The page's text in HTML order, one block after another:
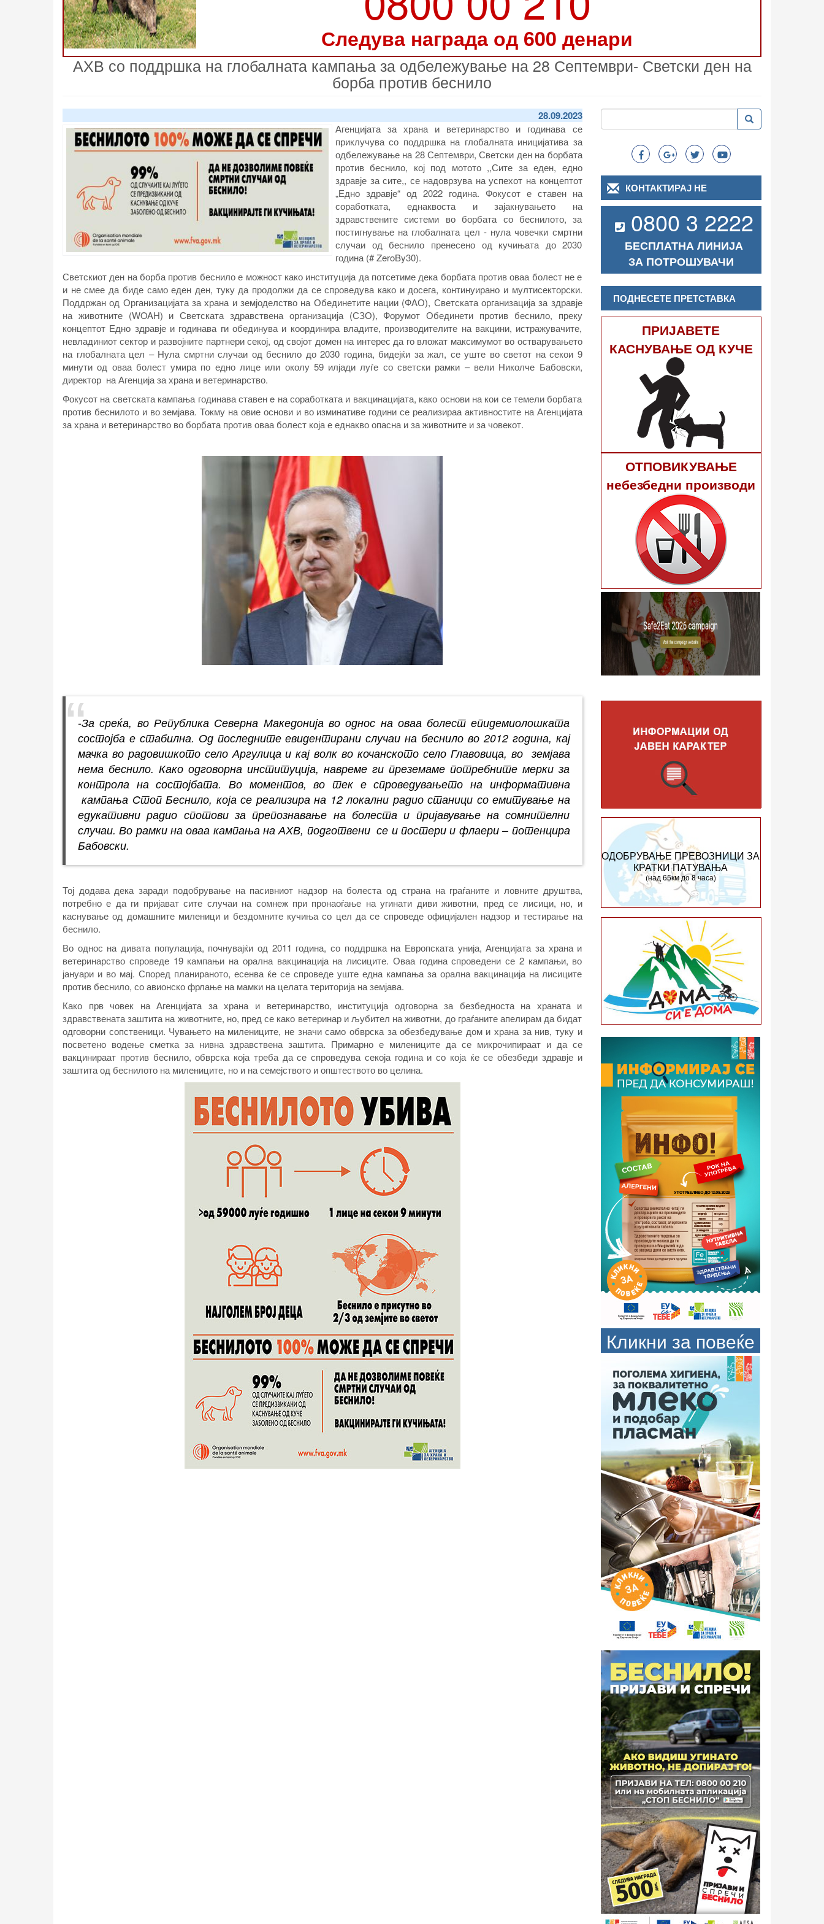
Следува награда од 600 денари
АХВ со поддршка на глобалната кампања за одбележување на 28 Септември- Светски ден на
борба против беснило
28.09.2023
Агенцијата за храна и ветеринарство и годинава се
приклучува со поддршка на глобалната иницијатива за
одбележување на 28 Септември, Светски ден на борбата
против беснило, кој под мотото ,,Сите за еден, едно
здравје за сите,, се надоврзува на успехот на концептот
„Едно здравје“ од 2022 година. Фокусот е ставен на
соработката, еднаквоста и зајакнувањето на
здравствените системи во борбата со беснилото, за
постигнување на глобалната цел - нула човечки смртни
случаи од беснило пренесено од кучињата до 2030
година (# ZeroBy30).
Светскиот ден на борба против беснило е можност како институција да потсетиме дека борбата против оваа болест не е
и не смее да биде само еден ден, туку да продолжи да се спроведува како и досега, континуирано и мултисекторски.
Поддржан од Организацијата за храна и земјоделство на Обединетите нации (ФАО), Светската организација за здравје
на животните (WOAH) и Светската здравствена организација (СЗО), Форумот Обединети против беснило, преку
концептот Едно здравје и годинава ги обединува и координира владите, производителите на вакцини, истражувачите,
невладиниот сектор и развојните партнери секој, од својот домен на интерес да го вложат максимумот во остварувањето
на глобалната цел – Нула смртни случаи од беснило до 2030 година, бидејќи за жал, се уште во светот на секои 9
минути од оваа болест умира по едно лице или околу 59 илјади луѓе со светски рамки – вели Николче Бабовски,
директор на Агенција за храна и ветеринарство.
Фокусoт на светската кампања годинава ставен e на соработката и вакцинацијата, како основи на кои се темели борбата
против беснилото и во земјава. Токму на овие основи и во изминативе години се реализираа активностите на Агенцијата
за храна и ветеринарство во борбата против оваа болест која е еднакво опасна и за животните и за човекот.
-За среќа, во Република Северна Македонија во однос на оваа болест епидемиолошката
состојба е стабилна. Од последните евидентирани случаи на беснило во 2012 година, кај
мачка во радовишкото село Аргулица и кај волк во кочанското село Главовица, во земјава
нема беснило. Како одговорна институција, навреме ги преземаме потребните мерки за
контрола на состојбата. Во моментов, во тек е спроведувањето на информативна
кампања Стоп Беснило, која се реализира на 12 локални радио станици со емитување на
едукативни радио спотови за препознавање на болеста и пријавување на сомнителни
случаи. Во рамки на оваа кампања на АХВ, подготвени се и постери и флаери – потенцира
Бабовски.
Тој додава дека заради подобрување на пасивниот надзор на болеста од страна на граѓаните и ловните друштва,
потребно е да ги пријават сите случаи на сомнеж при пронаоѓање на угинати диви животни, пред се лисици, но, и
каснување од домашните миленици и бездомните кучиња со цел да се спроведе официјален надзор и тестирање на
беснило.
Во однос на дивата популација, почнувајќи од 2011 година, со поддршка на Европската унија, Агенцијата за храна и
ветеринарство спроведе 19 кампањи на орална вакцинација на лисиците. Оваа година спроведени се 2 кампањи, во
јануари и во мај. Според планираното, есенва ќе се спроведе уште една кампања за орална вакцинација на лисиците
против беснило, со авионско фрлање на мамки на целата територија на земјава.
Како прв човек на Агенцијата за храна и ветеринарство, институција одговорна за безбедноста на храната и
здравствената заштита на животните, но, пред се како ветеринар и љубител на животни, до граѓаните апелирам да бидат
одговорни сопственици. Чувањето на милениците, не значи само обврска за обезбедување дом и храна за нив, туку и
посветено водење сметка за нивна здравствена заштита. Примарно е милениците да се микрочипираат и да се
вакцинираат против беснило, обврска која треба да се спроведува секоја година и со која ќе се обезбеди здравје и
заштита од беснилото на милениците, но и на семејството и општеството во целина.
Search
Пребарување Пребарување
КОНТАКТИРАЈ НЕ
0800 3 2222
БЕСПЛАТНА ЛИНИЈА
ЗА ПОТРОШУВАЧИ
ПОДНЕСЕТЕ ПРЕТСТАВКА
ПРИЈАВЕТЕ
КАСНУВАЊЕ ОД КУЧЕ
ОТПОВИКУВАЊЕ
небезбедни производи
ОДОБРУВАЊЕ ПРЕВОЗНИЦИ ЗА
КРАТКИ ПАТУВАЊА
(над 65км до 8 часа)
Кликни за повеќе